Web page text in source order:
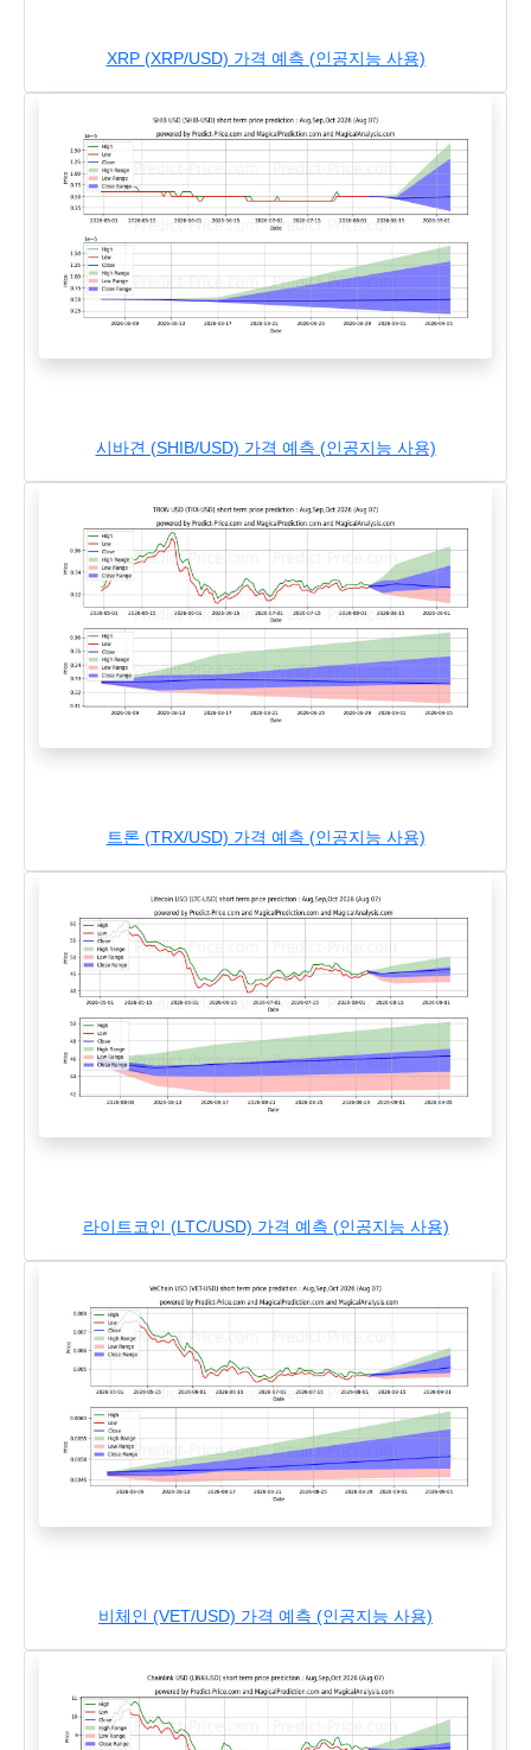
XRP (XRP/USD) 가격 예측 (인공지능 사용)
시바견 (SHIB/USD) 가격 예측 (인공지능 사용)
트론 (TRX/USD) 가격 예측 (인공지능 사용)
라이트코인 (LTC/USD) 가격 예측 (인공지능 사용)
비체인 (VET/USD) 가격 예측 (인공지능 사용)